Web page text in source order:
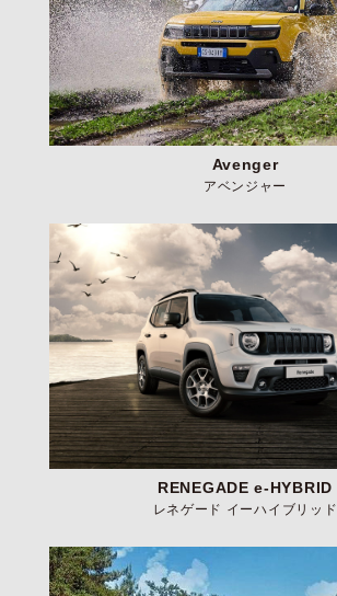
Avenger
アベンジャー
RENEGADE e-HYBRID
レネゲード イーハイブリッド